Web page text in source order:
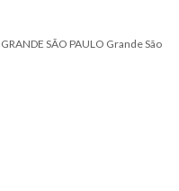
GRANDE SÃO PAULO Grande São